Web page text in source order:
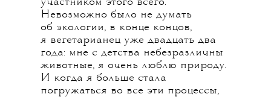
Невозможно было не думать
об экологии, в конце концов,
я вегетарианец уже двадцать два
года: мне с детства небезразличны
животные, я очень люблю природу.
И когда я больше стала
погружаться во все эти процессы,